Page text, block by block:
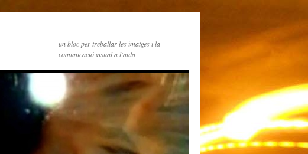
un bloc per treballar les imatges i la
comunicació visual a l'aula